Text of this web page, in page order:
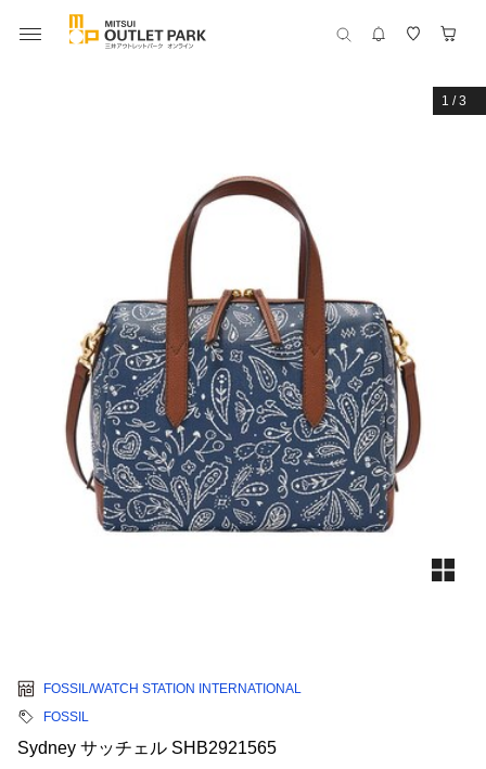
1 /3
FOSSIL/WATCH STATION INTERNATIONAL
FOSSIL
Sydney サッチェル SHB2921565